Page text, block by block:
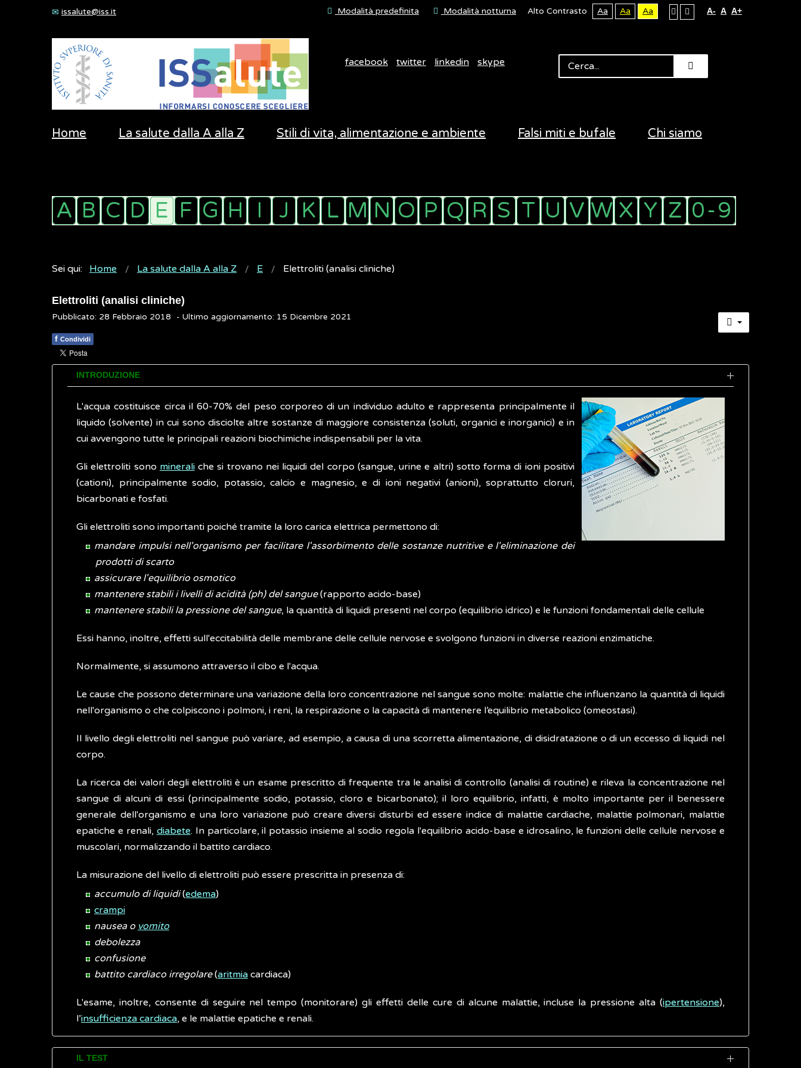
issalute@iss.it Modalità predefinita Modalità notturna Alto Contrasto Aa Aa Aa A- A A+
facebook twitter linkedin skype
Home La salute dalla A alla Z Stili di vita, alimentazione e ambiente Falsi miti e bufale Chi siamo
Sei qui: Home La salute dalla A alla Z E Elettroliti (analisi cliniche)
Elettroliti (analisi cliniche)
Pubblicato: 28 Febbraio 2018 - Ultimo aggiornamento: 15 Dicembre 2021
f Condividi
INTRODUZIONE
L'acqua costituisce circa il 60-70% del peso corporeo di un individuo adulto e rappresenta principalmente il
liquido (solvente) in cui sono disciolte altre sostanze di maggiore consistenza (soluti, organici e inorganici) e in
cui avvengono tutte le principali reazioni biochimiche indispensabili per la vita.
Gli elettroliti sono mineraliche si trovano nei liquidi del corpo (sangue, urine e altri) sotto forma di ioni positivi
(cationi), principalmente sodio, potassio, calcio e magnesio, e di ioni negativi (anioni), soprattutto cloruri,
bicarbonati e fosfati.
Gli elettroliti sono importanti poiché tramite la loro carica elettrica permettono di:
mandare impulsi nell'organismo per facilitare l'assorbimento delle sostanze nutritive e l'eliminazione dei
prodotti di scarto
assicurare l'equilibrio osmotico
mantenere stabili i livelli di acidità (ph) del sangue(rapporto acido-base)
mantenere stabili la pressione del sangue, la quantità di liquidi presenti nel corpo (equilibrio idrico) e le funzioni fondamentali delle cellule
Essi hanno, inoltre, effetti sull'eccitabilità delle membrane delle cellule nervose e svolgono funzioni in diverse reazioni enzimatiche.
Normalmente, si assumono attraverso il cibo e l'acqua.
Le cause che possono determinare una variazione della loro concentrazione nel sangue sono molte: malattie che influenzano la quantità di liquidi
nell'organismo o che colpiscono i polmoni, i reni, la respirazione o la capacità di mantenere l’equilibrio metabolico (omeostasi).
Il livello degli elettroliti nel sangue può variare, ad esempio, a causa di una scorretta alimentazione, di disidratazione o di un eccesso di liquidi nel
corpo.
La ricerca dei valori degli elettroliti è un esame prescritto di frequente tra le analisi di controllo (analisi di routine) e rileva la concentrazione nel
sangue di alcuni di essi (principalmente sodio, potassio, cloro e bicarbonato); il loro equilibrio, infatti, è molto importante per il benessere
generale dell'organismo e una loro variazione può creare diversi disturbi ed essere indice di malattie cardiache, malattie polmonari, malattie
epatiche e renali, diabete. In particolare, il potassio insieme al sodio regola l'equilibrio acido-base e idrosalino, le funzioni delle cellule nervose e
muscolari, normalizzando il battito cardiaco.
La misurazione del livello di elettroliti può essere prescritta in presenza di:
accumulo di liquidi(edema)
crampi
nausea o vomito
debolezza
confusione
battito cardiaco irregolare(aritmia cardiaca)
L'esame, inoltre, consente di seguire nel tempo (monitorare) gli effetti delle cure di alcune malattie, incluse la pressione alta (ipertensione),
l’insufficienza cardiaca, e le malattie epatiche e renali.
IL TEST